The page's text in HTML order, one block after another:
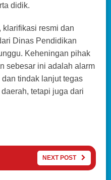
didik.
klarifikasi resmi dan
Dinas Pendidikan
Keheningan pihak
sebesar ini adalah alarm
tindak lanjut tegas
tetapi juga dari
NEXT POST